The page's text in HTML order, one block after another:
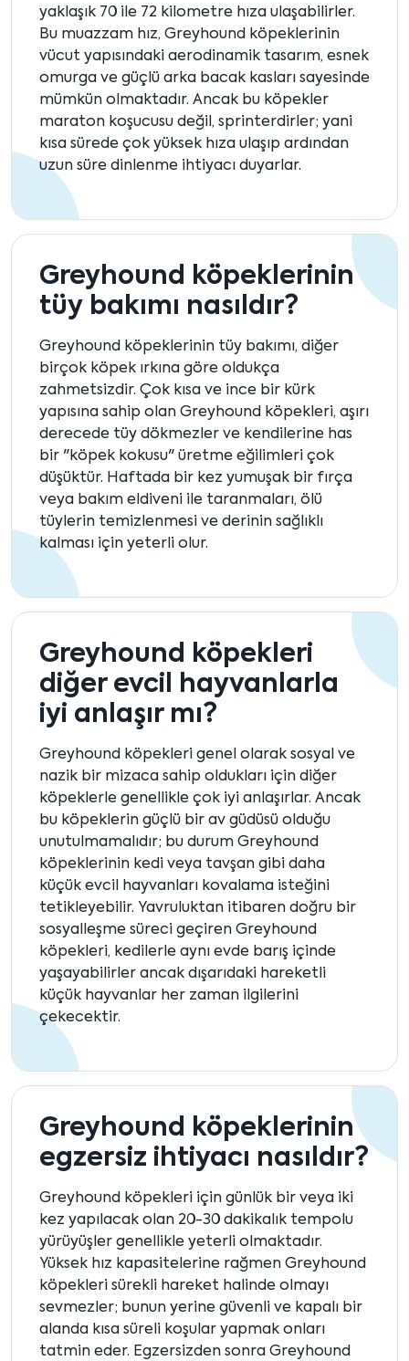
yaklaşık 70 ile 72 kilometre hıza ulaşabilirler.
Bu muazzam hız, Greyhound köpeklerinin
vücut yapısındaki aerodinamik tasarım, esnek
omurga ve güçlü arka bacak kasları sayesinde
mümkün olmaktadır. Ancak bu köpekler
maraton koşucusu değil, sprinterdirler; yani
kısa sürede çok yüksek hıza ulaşıp ardından
uzun süre dinlenme ihtiyacı duyarlar.
Greyhound köpeklerinin
tüy bakımı nasıldır?
Greyhound köpeklerinin tüy bakımı, diğer
birçok köpek ırkına göre oldukça
zahmetsizdir. Çok kısa ve ince bir kürk
yapısına sahip olan Greyhound köpekleri, aşırı
derecede tüy dökmezler ve kendilerine has
bir "köpek kokusu" üretme eğilimleri çok
düşüktür. Haftada bir kez yumuşak bir fırça
veya bakım eldiveni ile taranmaları, ölü
tüylerin temizlenmesi ve derinin sağlıklı
kalması için yeterli olur.
Greyhound köpekleri
diğer evcil hayvanlarla
iyi anlaşır mı?
Greyhound köpekleri genel olarak sosyal ve
nazik bir mizaca sahip oldukları için diğer
köpeklerle genellikle çok iyi anlaşırlar. Ancak
bu köpeklerin güçlü bir av güdüsü olduğu
unutulmamalıdır; bu durum Greyhound
köpeklerinin kedi veya tavşan gibi daha
küçük evcil hayvanları kovalama isteğini
tetikleyebilir. Yavruluktan itibaren doğru bir
sosyalleşme süreci geçiren Greyhound
köpekleri, kedilerle aynı evde barış içinde
yaşayabilirler ancak dışarıdaki hareketli
küçük hayvanlar her zaman ilgilerini
çekecektir.
Greyhound köpeklerinin
egzersiz ihtiyacı nasıldır?
Greyhound köpekleri için günlük bir veya iki
kez yapılacak olan 20-30 dakikalık tempolu
yürüyüşler genellikle yeterli olmaktadır.
Yüksek hız kapasitelerine rağmen Greyhound
köpekleri sürekli hareket halinde olmayı
sevmezler; bunun yerine güvenli ve kapalı bir
alanda kısa süreli koşular yapmak onları
tatmin eder. Egzersizden sonra Greyhound